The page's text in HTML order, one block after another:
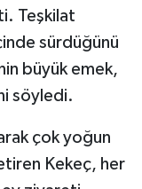
Teşkilat
sürdüğünü
büyük emek,
söyledi.
çok yoğun
Kekeç, her